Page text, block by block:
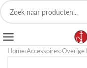
Home›Accessoires›Overige